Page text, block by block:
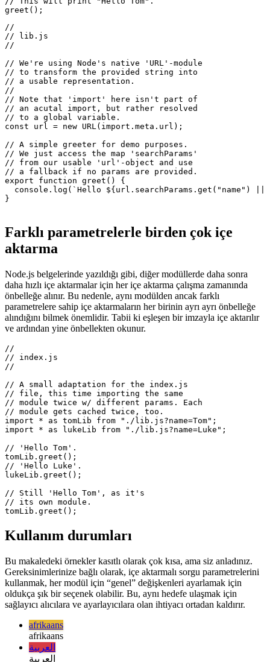
import {greet} from "./lib.js?name=Tom";
// This will print "Hello Tom".
// lib.js
//
// We're using Node's native 'URL'-module
// to transform the provided string into
// a usable representation.
//
// Note that 'import' here isn't part of
// to a global variable.
const url = new URL(import.meta.url);
// A simple greeter for demo purposes.
// We just access the map 'searchParams'
// from our usable 'url'-object and use
// a fallback if no params are provided.
}
aktarma
Node.js belgelerinde yazıldığı gibi, diğer modüllerde daha sonra
daha hızlı içe aktarmalar için her içe aktarma çalışma zamanında
önbelleğe alınır. Bu nedenle, aynı modülden ancak farklı
parametrelere sahip içe aktarmaların her birinin ayrı ayrı önbelleğe
alındığını bilmek önemlidir. Tabii ki eşleşen bir imzayla içe aktarılır
ve ardından yine önbellekten okunur.
// index.js
//
// A small adaptation for the index.js
// file, this time importing the same
// module twice w/ different params. Each
import * as tomLib from "./lib.js?name=Tom";
import * as lukeLib from "./lib.js?name=Luke";
// 'Hello Tom'.
// 'Hello Luke'.
lukeLib.greet();
// its own module.
Kullanım durumları
Bu makaledeki örnekler kasıtlı olarak çok kısa, ama siz anladınız.
Gereksinimlerinize bağlı olarak, içe aktarmalı sorgu parametrelerini
kullanmak, her modül için “genel” değişkenleri ayarlamak için
oldukça şık bir seçenek olabilir. Bu, aynı hedefe ulaşmak için
sağlayıcı alıcılara ve ayarlayıcılara olan ihtiyacı ortadan kaldırır.
afrikaans